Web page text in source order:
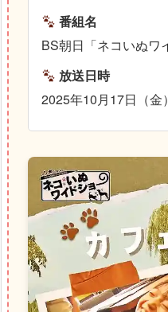
番組名
BS朝日「ネコいぬワ
放送日時
2025年10月17日（金